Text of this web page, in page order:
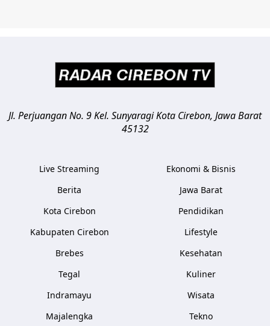
Jl. Perjuangan No. 9 Kel. SunyaragiKota Cirebon, Jawa Barat
45132
Live Streaming
Berita
Kota Cirebon
Kabupaten Cirebon
Brebes
Tegal
Indramayu
Majalengka
Ekonomi & Bisnis
Jawa Barat
Pendidikan
Lifestyle
Kesehatan
Kuliner
Wisata
Tekno